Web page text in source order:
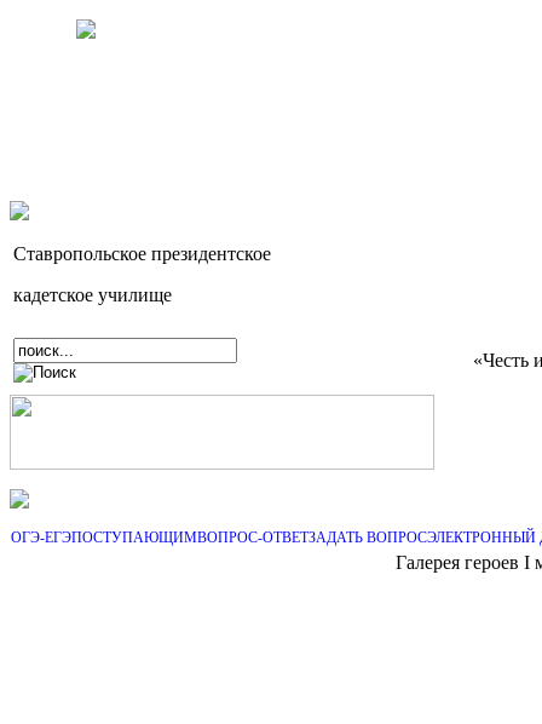
Ставропольское президентское
кадетское училище
«Честь
ОГЭ-ЕГЭПОСТУПАЮЩИМВОПРОС-ОТВЕТЗАДАТЬ ВОПРОСЭЛЕКТРОННЫЙ
Галерея героев